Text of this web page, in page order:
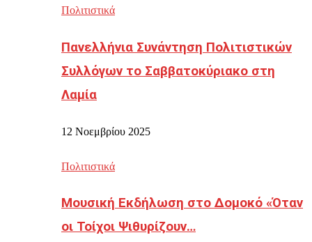
Πολιτιστικά
Πανελλήνια Συνάντηση Πολιτιστικών
Συλλόγων το Σαββατοκύριακο στη
Λαμία
12 Νοεμβρίου 2025
Πολιτιστικά
Μουσική Εκδήλωση στο Δομοκό «Όταν
οι Τοίχοι Ψιθυρίζουν…